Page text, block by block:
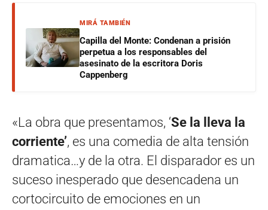
MIRÁ TAMBIÉN
Capilla del Monte: Condenan a prisión
perpetua a los responsables del
asesinato de la escritora Doris
Cappenberg
«La obra que presentamos, ‘Se la lleva la
corriente’, es una comedia de alta tensión
dramatica…y de la otra. El disparador es un
suceso inesperado que desencadena un
cortocircuito de emociones en un